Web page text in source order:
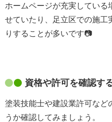
ホームページが充実している
せていたり、足立区での施工
りすることが多いです📷
資格や許可を確認す
塗装技能士や建設業許可など
うか確認してみましょう。